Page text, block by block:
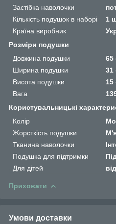
Застібка наволочки
Кількість подушок в наборі
1
Країна виробник
Розміри подушки
Довжина подушки
65
Ширина подушки
31
Висота подушки
15
Вага
Користувальницькі
Колір
Жорсткість подушки
Тканина наволочки
Подушка для підтримки
Для дітей
Приховати
Умови доставки